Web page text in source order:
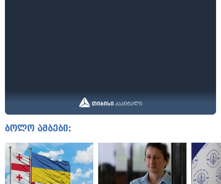
ბოლო ამბები: